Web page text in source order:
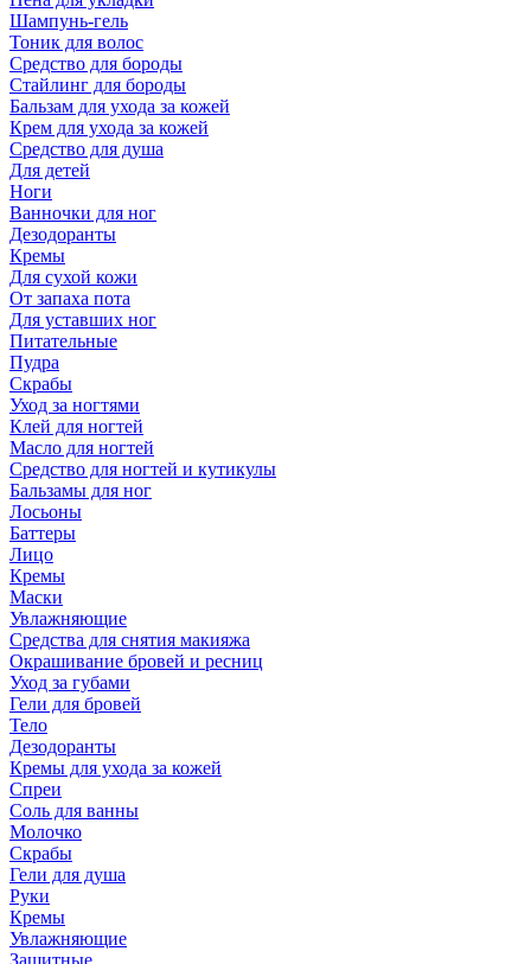
Шампунь-гель
Тоник для волос
Средство для бороды
Стайлинг для бороды
Бальзам для ухода за кожей
Крем для ухода за кожей
Средство для душа
Для детей
Ноги
Ванночки для ног
Дезодоранты
Кремы
Для сухой кожи
От запаха пота
Для уставших ног
Питательные
Пудра
Скрабы
Уход за ногтями
Клей для ногтей
Масло для ногтей
Средство для ногтей и кутикулы
Бальзамы для ног
Лосьоны
Баттеры
Лицо
Кремы
Маски
Увлажняющие
Средства для снятия макияжа
Окрашивание бровей и ресниц
Уход за губами
Гели для бровей
Тело
Дезодоранты
Кремы для ухода за кожей
Спреи
Соль для ванны
Молочко
Скрабы
Гели для душа
Руки
Кремы
Увлажняющие
Защитные